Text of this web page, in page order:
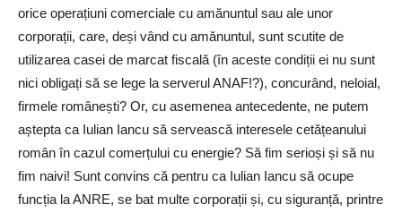
orice operațiuni comerciale cu amănuntul sau ale unor
corporații, care, deși vând cu amănuntul, sunt scutite de
utilizarea casei de marcat fiscală (în aceste condiții ei nu sunt
nici obligați să se lege la serverul ANAF!?), concurând, neloial,
firmele românești? Or, cu asemenea antecedente, ne putem
aștepta ca Iulian Iancu să servească interesele cetățeanului
român în cazul comerțului cu energie? Să fim serioși și să nu
fim naivi! Sunt convins că pentru ca Iulian Iancu să ocupe
funcția la ANRE, se bat multe corporații și, cu siguranță, printre